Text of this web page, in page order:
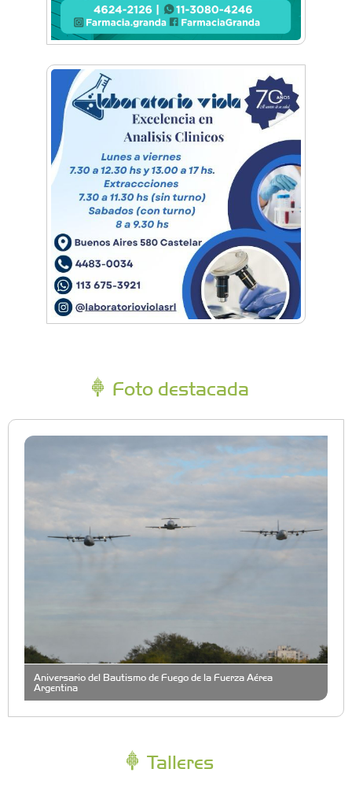
Foto destacada
Aniversario del Bautismo de Fuego de la Fuerza Aérea
Argentina
Talleres